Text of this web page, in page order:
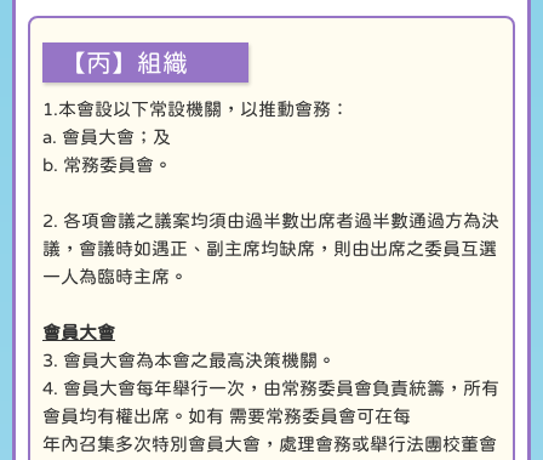
【丙】組織
1.本會設以下常設機關，以推動會務：
a. 會員大會；及
b. 常務委員會。
2. 各項會議之議案均須由過半數出席者過半數通過方為決
議，會議時如遇正、副主席均缺席，則由出席之委員互選
一人為臨時主席。
會員大會
3. 會員大會為本會之最高決策機關。
4. 會員大會每年舉行一次，由常務委員會負責統籌，所有
會員均有權出席。如有 需要常務委員會可在每
年內召集多次特別會員大會，處理會務或舉行法團校董會